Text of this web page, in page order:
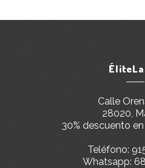
Calle
28020,
30% descuento
Teléfono:
Whatsapp: